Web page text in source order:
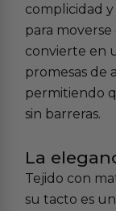
complicidad
para
convierte en
promesas de
permitiendo
sin barreras.
La
Tejido con
su tacto es